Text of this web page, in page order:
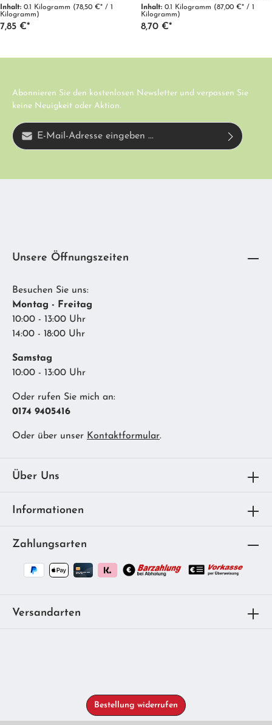
ausgewogen. Ideal für den
täglichen, ungesüßten Teegenuss.
Inhalt: 0.1 Kilogramm (78,50 €* / 1
Kilogramm)
7,85 €*
ein Tee voller Glück und
Leichtigkeit. 100 % Bio.
Inhalt: 0.1 Kilogramm (87,00 €* / 1
Kilogramm)
8,70 €*
Abonnieren Sie den kostenlosen Newsletter und verpassen Sie
keine Neuigkeit oder Aktion.
E-Mail-Adresse*
Unsere Öffnungszeiten
Besuchen Sie uns:
Montag - Freitag
10:00 - 13:00 Uhr
14:00 - 18:00 Uhr
Samstag
10:00 - 13:00 Uhr
Oder rufen Sie mich an:
0174 9405416
Oder über unser Kontaktformular.
Über Uns
Informationen
Zahlungsarten
Versandarten
Bestellung widerrufen